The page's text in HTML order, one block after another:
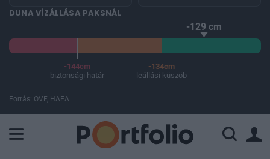
DUNA VÍZÁLLÁSA PAKSNÁL
-129 cm
-144cm
biztonsági határ
-134cm
leállási küszöb
Forrás: OVF, HAEA